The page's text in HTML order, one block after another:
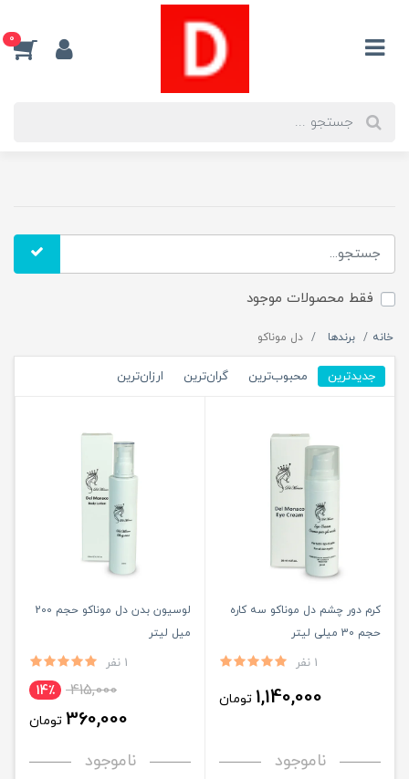
0
فقط محصولات موجود
خانه برندها دل موناکو
جدیدترین محبوب‌ترین گران‌ترین ارزان‌ترین
کرم دور چشم دل موناکو سه کاره
حجم 30 میلی لیتر
1 نفر
1,140,000 تومان
ناموجود
لوسیون بدن دل موناکو حجم 200
میل لیتر
1 نفر
415,000 14٪
360,000 تومان
ناموجود